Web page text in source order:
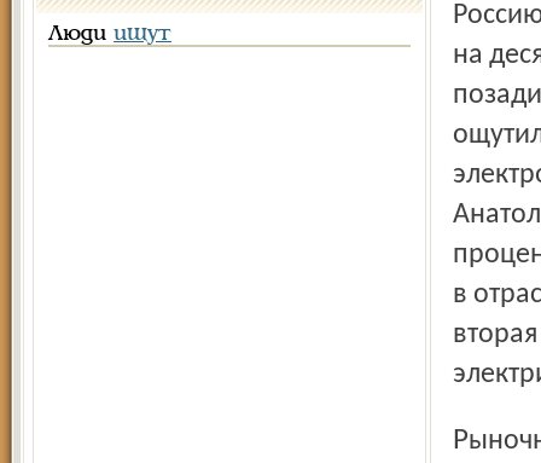
Люди ищут
на
в
Рыночный механизм в энергетике особый, не такой, как